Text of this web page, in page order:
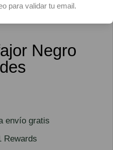
para validar tu email.
Negro
envío gratis
Rewards